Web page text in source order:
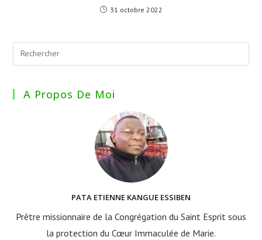
31 octobre 2022
A Propos De Moi
PATA ETIENNE KANGUE ESSIBEN
Prêtre missionnaire de la Congrégation du Saint Esprit sous
la protection du Cœur Immaculée de Marie.